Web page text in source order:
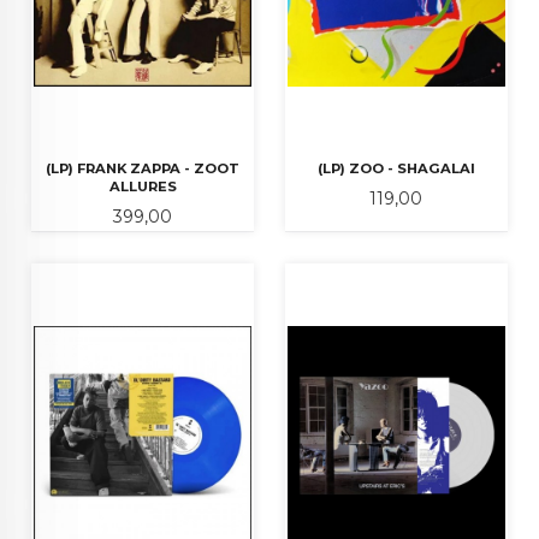
(LP) FRANK ZAPPA - ZOOT
ALLURES
Pris
399,00
(LP) ZOO - SHAGALAI
Pris
119,00